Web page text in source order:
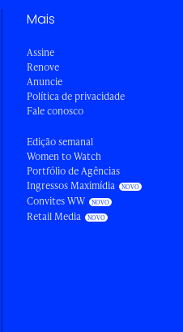
Mais
Assine
Renove
Anuncie
Política de privacidade
Fale conosco
Edição semanal
Women to Watch
Portfólio de Agências
Ingressos Maximídia
Convites WW
Retail Media